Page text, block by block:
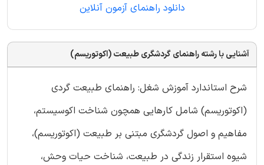
دانلود راهنمای آزمون آنلاین
آشنایی با رشته راهنمای گردشگری طبیعت (اکوتوریسم)
شرح استاندارد آموزش شغل: راهنمای طبیعت گردی
(اکوتوریسم) شامل کارهایی همچون شناخت اکوسیستم،
مفاهیم و اصول گردشگری مبتنی بر طبیعت (اکوتوریسم)،
شیوه استقرار زندگی در طبیعت، شناخت حیات وحش،